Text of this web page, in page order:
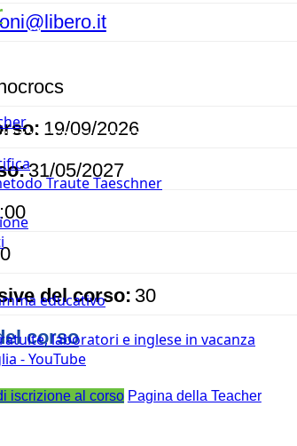
Traute Taeschner
educativo
laboratori e inglese in vacanza
- YouTube
19/09/2026
31/05/2027
del corso: 30
corso
iscrizione al corso Pagina della Teacher